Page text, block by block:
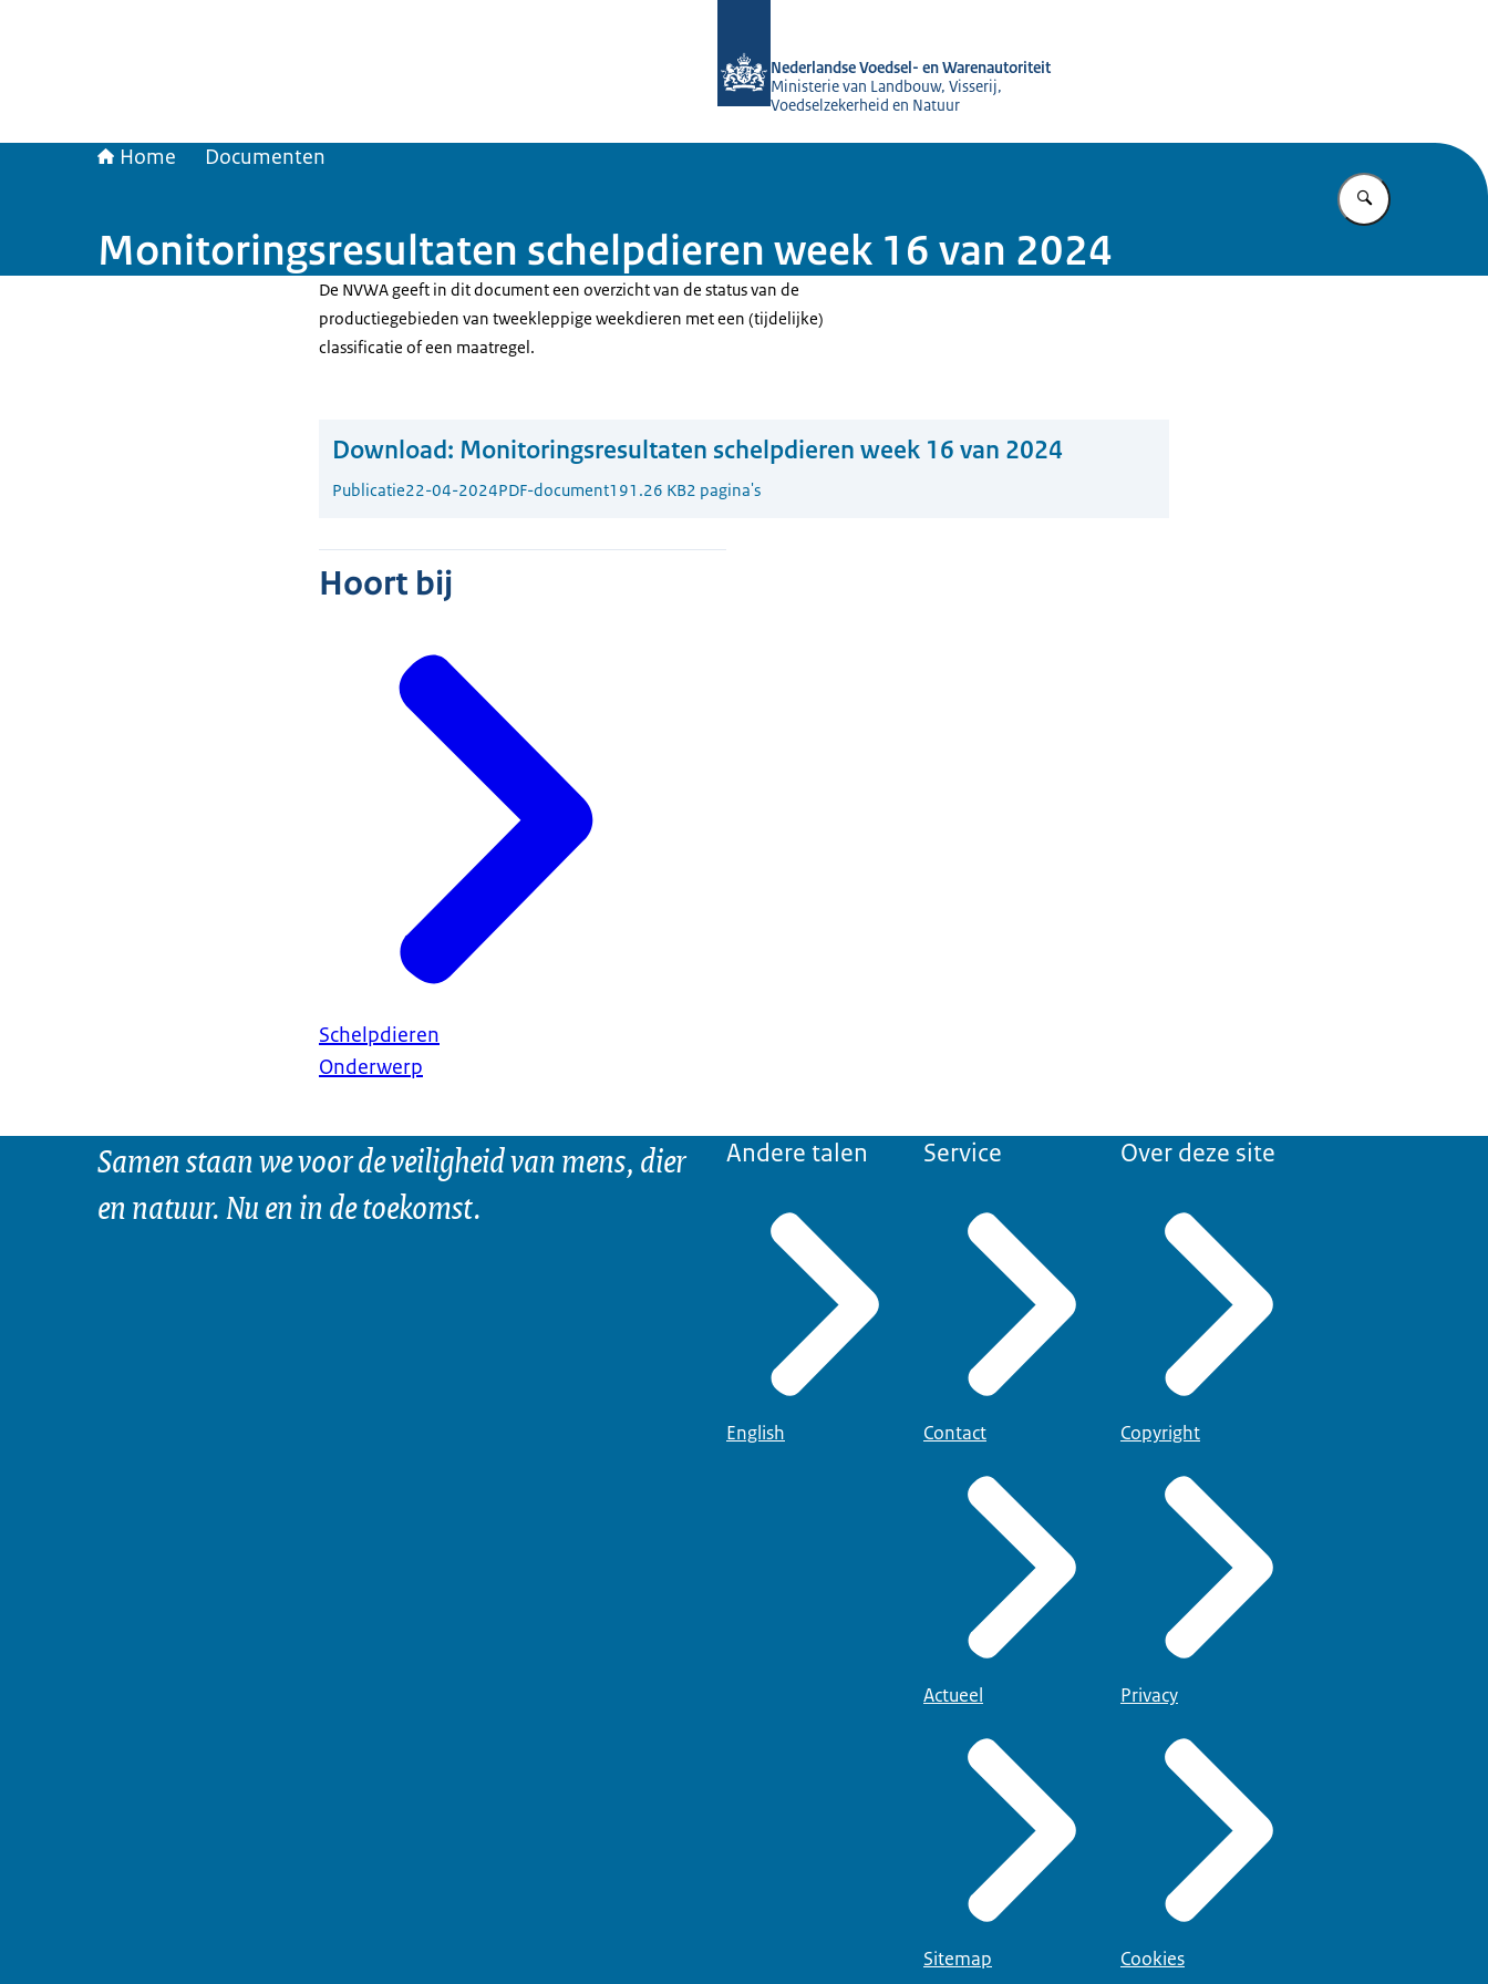
Nederlandse Voedsel- en Warenautoriteit
Ministerie van Landbouw, Visserij,
Voedselzekerheid en Natuur
Home Documenten
Vul in wat u
Monitoringsresultaten schelpdieren week 16 van 2024
De NVWA geeft in dit document een overzicht van de status van de
productiegebieden van tweekleppige weekdieren met een (tijdelijke)
classificatie of een maatregel.
Download: Monitoringsresultaten schelpdieren week 16 van 2024
Publicatie22-04-2024PDF-document191.26 KB2 pagina's
Hoort bij
Schelpdieren
Onderwerp
Samen staan we voor de veiligheid van mens, dier
en natuur. Nu en in de toekomst.
Andere talen
English
Service
Contact
Actueel
Sitemap
Over deze site
Copyright
Privacy
Cookies